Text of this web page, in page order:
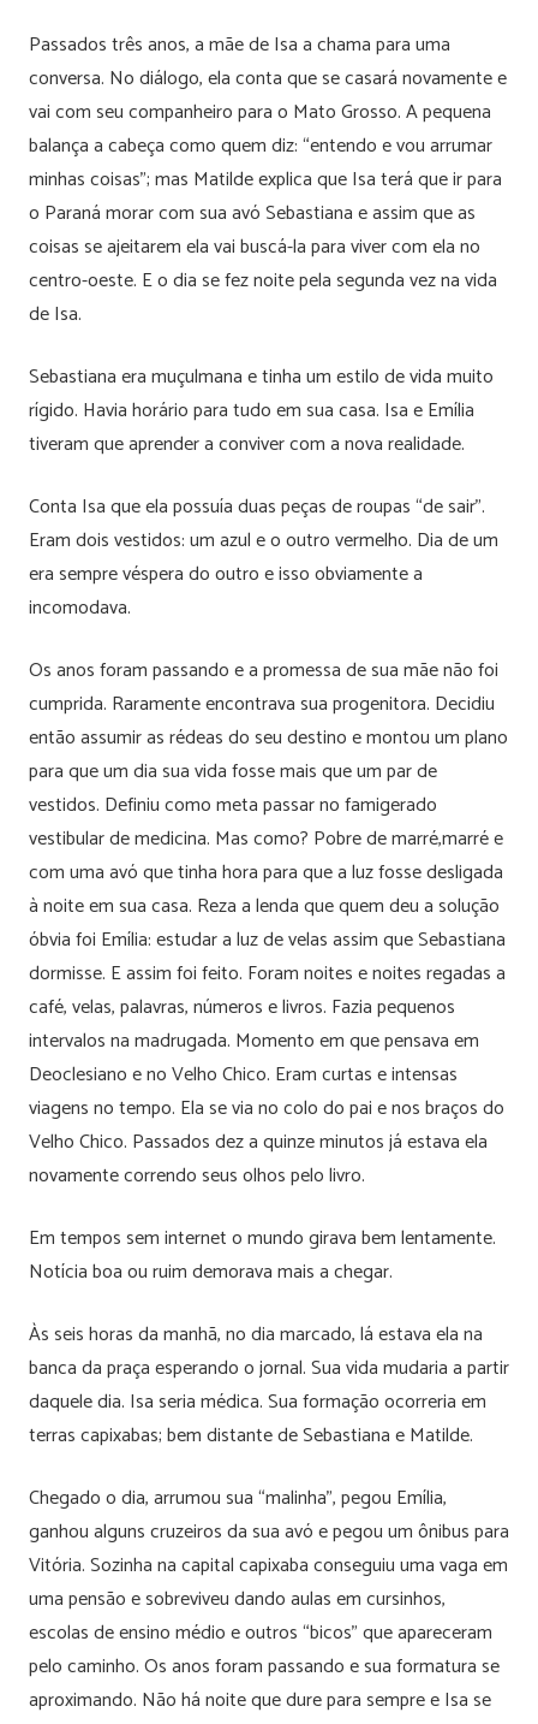
Passados três anos, a mãe de Isa a chama para uma
conversa. No diálogo, ela conta que se casará novamente e
vai com seu companheiro para o Mato Grosso. A pequena
balança a cabeça como quem diz: “entendo e vou arrumar
minhas coisas”; mas Matilde explica que Isa terá que ir para
o Paraná morar com sua avó Sebastiana e assim que as
coisas se ajeitarem ela vai buscá-la para viver com ela no
centro-oeste. E o dia se fez noite pela segunda vez na vida
de Isa.
Sebastiana era muçulmana e tinha um estilo de vida muito
rígido. Havia horário para tudo em sua casa. Isa e Emília
tiveram que aprender a conviver com a nova realidade.
Conta Isa que ela possuía duas peças de roupas “de sair”.
Eram dois vestidos: um azul e o outro vermelho. Dia de um
era sempre véspera do outro e isso obviamente a
incomodava.
Os anos foram passando e a promessa de sua mãe não foi
cumprida. Raramente encontrava sua progenitora. Decidiu
então assumir as rédeas do seu destino e montou um plano
para que um dia sua vida fosse mais que um par de
vestidos. Definiu como meta passar no famigerado
vestibular de medicina. Mas como? Pobre de marré,marré e
com uma avó que tinha hora para que a luz fosse desligada
à noite em sua casa. Reza a lenda que quem deu a solução
óbvia foi Emília: estudar a luz de velas assim que Sebastiana
dormisse. E assim foi feito. Foram noites e noites regadas a
café, velas, palavras, números e livros. Fazia pequenos
intervalos na madrugada. Momento em que pensava em
Deoclesiano e no Velho Chico. Eram curtas e intensas
viagens no tempo. Ela se via no colo do pai e nos braços do
Velho Chico. Passados dez a quinze minutos já estava ela
novamente correndo seus olhos pelo livro.
Em tempos sem internet o mundo girava bem lentamente.
Notícia boa ou ruim demorava mais a chegar.
Às seis horas da manhã, no dia marcado, lá estava ela na
banca da praça esperando o jornal. Sua vida mudaria a partir
daquele dia. Isa seria médica. Sua formação ocorreria em
terras capixabas; bem distante de Sebastiana e Matilde.
Chegado o dia, arrumou sua “malinha”, pegou Emília,
ganhou alguns cruzeiros da sua avó e pegou um ônibus para
Vitória. Sozinha na capital capixaba conseguiu uma vaga em
uma pensão e sobreviveu dando aulas em cursinhos,
escolas de ensino médio e outros “bicos” que apareceram
pelo caminho. Os anos foram passando e sua formatura se
aproximando. Não há noite que dure para sempre e Isa se